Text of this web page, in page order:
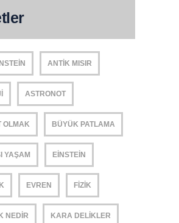
ANTIK MISIR
ASTRONOT
OLMAK BÜYÜK PATLAMA
YAŞAM EINSTEIN
EVREN FIZIK
NEDIR KARA DELIKLER